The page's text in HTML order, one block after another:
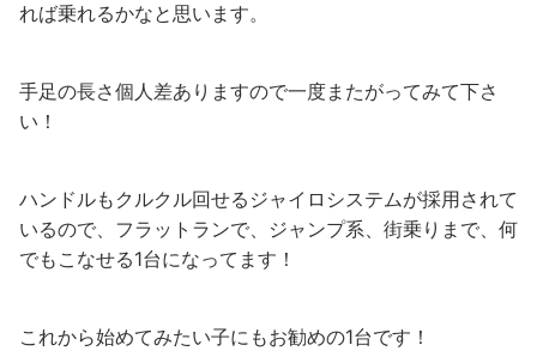
れば乗れるかなと思います。
手足の長さ個人差ありますので一度またがってみて下さ
い！
ハンドルもクルクル回せるジャイロシステムが採用されて
いるので、フラットランで、ジャンプ系、街乗りまで、何
でもこなせる1台になってます！
これから始めてみたい子にもお勧めの1台です！